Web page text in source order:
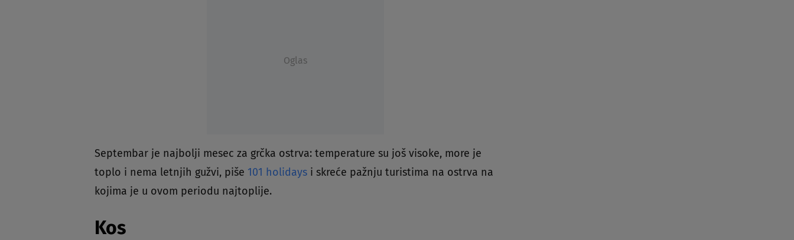
Oglas
Septembar je najbolji mesec za grčka ostrva: temperature su još visoke, more je
toplo i nema letnjih gužvi, piše 101 holidays i skreće pažnju turistima na ostrva na
kojima je u ovom periodu najtoplije.
Kos